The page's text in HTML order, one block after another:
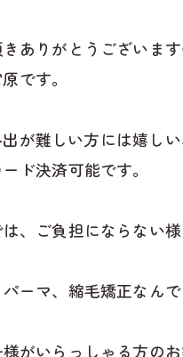
ありがとうございま
です。
が難しい方には嬉しい
ド決済可能です。
、ご負担にならない
ーマ、縮毛矯正なんで
がいらっしゃる方の